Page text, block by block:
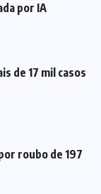
por IA
de 17 mil casos
roubo de 197